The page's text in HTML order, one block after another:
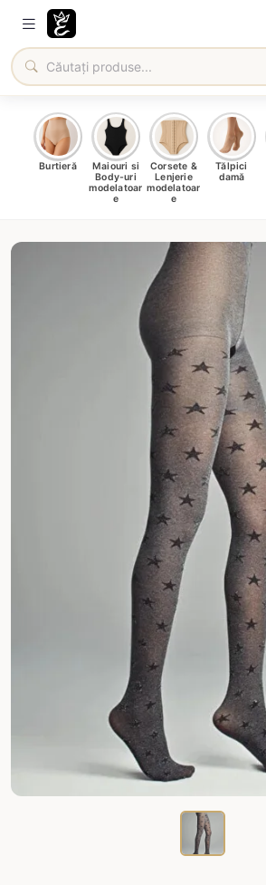
Burtieră
Maiouri si
Body-uri
modelatoar
e
Corsete &
Lenjerie
modelatoar
e
Tălpici
damă